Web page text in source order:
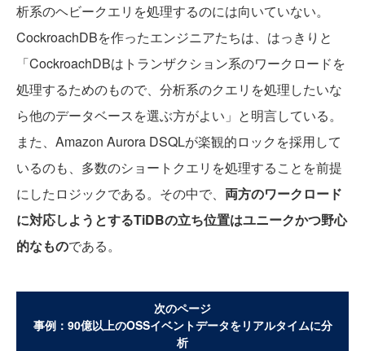
析系のヘビークエリを処理するのには向いていない。
CockroachDBを作ったエンジニアたちは、はっきりと
「CockroachDBはトランザクション系のワークロードを
処理するためのもので、分析系のクエリを処理したいな
ら他のデータベースを選ぶ方がよい」と明言している。
また、Amazon Aurora DSQLが楽観的ロックを採用して
いるのも、多数のショートクエリを処理することを前提
にしたロジックである。その中で、 両方のワークロード
に対応しようとするTiDBの立ち位置はユニークかつ野心
的なものである。
次のページ
事例：90億以上のOSSイベントデータをリアルタイムに分
析